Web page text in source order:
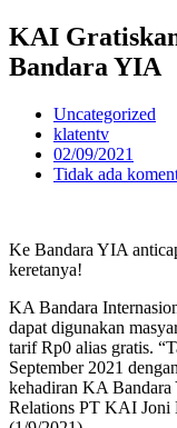
KAI
Bandara YIA
Uncategorized
klatentv
02/09/2021
Tidak ada
Ke Bandara YIA
keretanya!
KA Bandara
dapat digunakan
tarif Rp0 alias gratis.
September 2021
kehadiran KA Bandara
Relations PT KAI Joni